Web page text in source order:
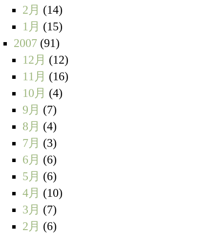
2月 (14)
1月 (15)
2007 (91)
12月 (12)
11月 (16)
10月 (4)
9月 (7)
8月 (4)
7月 (3)
6月 (6)
5月 (6)
4月 (10)
3月 (7)
2月 (6)